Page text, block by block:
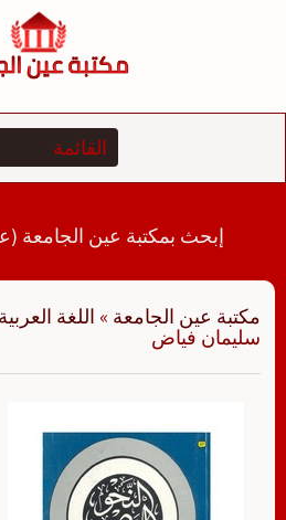
إبحث بمكتبة عين الجامعة (عدد
مكتبة عين الجامعة » اللغة العربية
سليمان فياض